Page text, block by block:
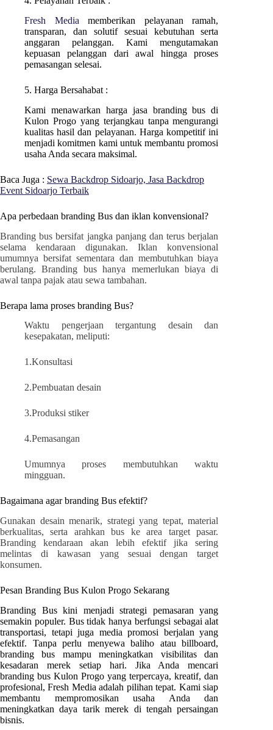
Fresh Media memberikan pelayanan ramah,
transparan, dan solutif sesuai kebutuhan serta
anggaran pelanggan. Kami mengutamakan
kepuasan pelanggan dari awal hingga proses
pemasangan selesai.
5. Harga Bersahabat :
Kami menawarkan harga jasa branding bus di
Kulon Progo yang terjangkau tanpa mengurangi
kualitas hasil dan pelayanan. Harga kompetitif ini
menjadi komitmen kami untuk membantu promosi
usaha Anda secara maksimal.
Baca Juga : Sewa Backdrop Sidoarjo, Jasa Backdrop
Event Sidoarjo Terbaik
Apa perbedaan branding Bus dan iklan konvensional?
Branding bus bersifat jangka panjang dan terus berjalan
selama kendaraan digunakan. Iklan konvensional
umumnya bersifat sementara dan membutuhkan biaya
berulang. Branding bus hanya memerlukan biaya di
awal tanpa pajak atau sewa tambahan.
Berapa lama proses branding Bus?
Waktu pengerjaan tergantung desain dan
kesepakatan, meliputi:
1.Konsultasi
2.Pembuatan desain
3.Produksi stiker
4.Pemasangan
Umumnya proses membutuhkan waktu
mingguan.
Bagaimana agar branding Bus efektif?
Gunakan desain menarik, strategi yang tepat, material
berkualitas, serta arahkan bus ke area target pasar.
Branding kendaraan akan lebih efektif jika sering
melintas di kawasan yang sesuai dengan target
konsumen.
Pesan Branding Bus Kulon Progo Sekarang
Branding Bus kini menjadi strategi pemasaran yang
semakin populer. Bus tidak hanya berfungsi sebagai alat
transportasi, tetapi juga media promosi berjalan yang
efektif. Tanpa perlu menyewa baliho atau billboard,
branding bus mampu meningkatkan visibilitas dan
kesadaran merek setiap hari. Jika Anda mencari
branding busKulon Progoyang terpercaya, kreatif, dan
profesional, Fresh Media adalah pilihan tepat. Kami siap
membantu mempromosikan usaha Anda dan
meningkatkan daya tarik merek di tengah persaingan
bisnis.